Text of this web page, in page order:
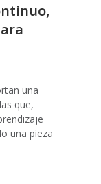
una
que,
una pieza